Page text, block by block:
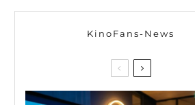
KinoFans-News